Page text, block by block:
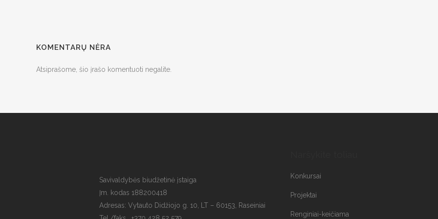
KOMENTARŲ NĖRA
Atsiprašome, šio įrašo komentuoti negalite.
Savivaldybės biudžetinė įstaiga
Įm. kodas 188200418
Adresas: Vytauto Didžiojo g. 10, LT – 60153, Raseiniai
Konkursai
Projektai
Renginiai-keičiama